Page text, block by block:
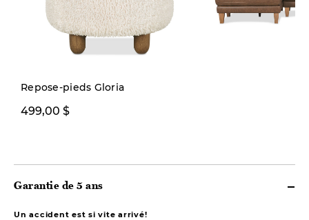
Repose-pieds Gloria
499,00 $
Garantie de 5 ans
Un accident est si vite arrivé!